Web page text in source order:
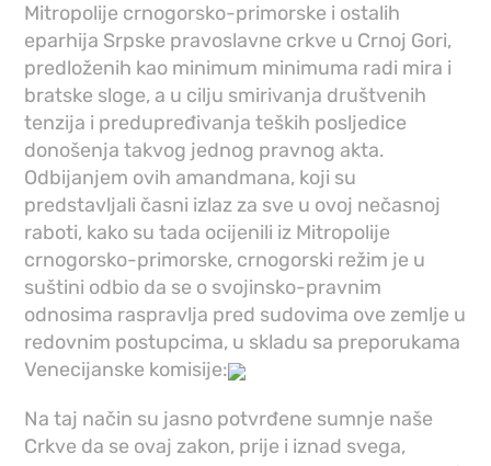
Mitropolije crnogorsko-primorske i ostalih
eparhija Srpske pravoslavne crkve u Crnoj Gori,
predloženih kao minimum minimuma radi mira i
bratske sloge, a u cilju smirivanja društvenih
tenzija i predupređivanja teških posljedice
donošenja takvog jednog pravnog akta.
Odbijanjem ovih amandmana, koji su
predstavljali časni izlaz za sve u ovoj nečasnoj
raboti, kako su tada ocijenili iz Mitropolije
crnogorsko-primorske, crnogorski režim je u
suštini odbio da se o svojinsko-pravnim
odnosima raspravlja pred sudovima ove zemlje u
redovnim postupcima, u skladu sa preporukama
Venecijanske komisije:
Na taj način su jasno potvrđene sumnje naše
Crkve da se ovaj zakon, prije i iznad svega,